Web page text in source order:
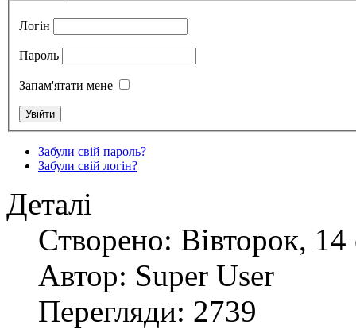
Логін
Пароль
Запам'ятати мене
Забули свій пароль?
Забули свій логін?
Деталі
Створено: Вівторок,
Автор: Super User
Перегляди: 2739